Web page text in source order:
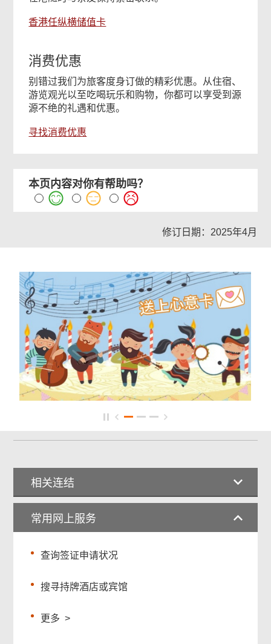
香港任纵横储值卡
消费优惠
别错过我们为旅客度身订做的精彩优惠。从住宿、
游览观光以至吃喝玩乐和购物，你都可以享受到源
源不绝的礼遇和优惠。
寻找消费优惠
本页内容对你有帮助吗？
修订日期：2025年4月
相关连结
常用网上服务
查询签证申请状况
搜寻持牌酒店或宾馆
更多 >